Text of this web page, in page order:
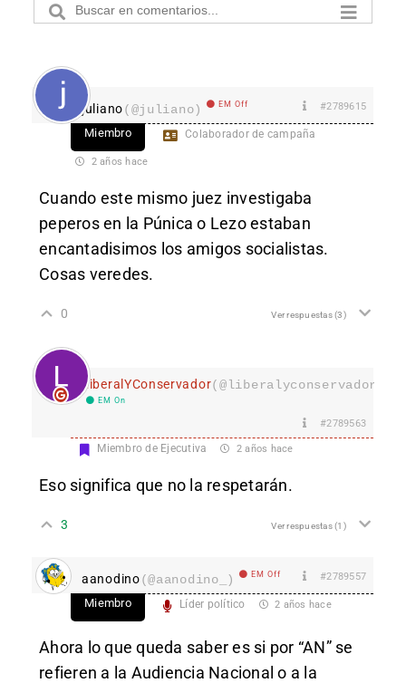
juliano(@juliano) EM Off #2789615
Miembro Colaborador de campaña
2 años hace
Cuando este mismo juez investigaba
peperos en la Púnica o Lezo estaban
encantadisimos los amigos socialistas.
Cosas veredes.
0 Ver respuestas(3)
LiberalYConservador
EM On
#2789563
Miembro de Ejecutiva 2 años hace
Eso significa que no la respetarán.
3 Ver respuestas(1)
aanodino(@aanodino_) EM Off #2789557
Miembro Líder político 2 años hace
Ahora lo que queda saber es si por “AN” se
refieren a la Audiencia Nacional o a la